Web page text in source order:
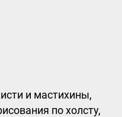
и мастихины,
по холсту,